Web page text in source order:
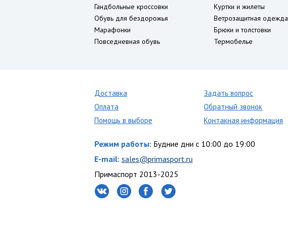
Гандбольные кроссовки
Обувь для бездорожья
Марафонки
Повседневная обувь
Куртки и жилеты
Ветрозащитная одежда
Брюки и толстовки
Термобелье
Доставка
Оплата
Помощь в выборе
Задать вопрос
Обратный звонок
Контакная информация
Режим работы: Будние дни с 10:00 до 19:00
E-mail: sales@primasport.ru
Примаспорт 2013-2025